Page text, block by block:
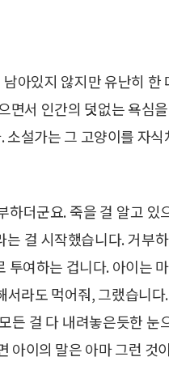
아있지 않지만 유난히
면서 인간의 덧없는 욕심
설가는 그 고양이를 자
더군요. 죽을 걸 알고
걸 시작했습니다. 거부
투여하는 겁니다. 아이는
라도 먹어줘, 그랬습니
든 걸 다 내려놓은듯한
아이의 말은 아마 그런 것